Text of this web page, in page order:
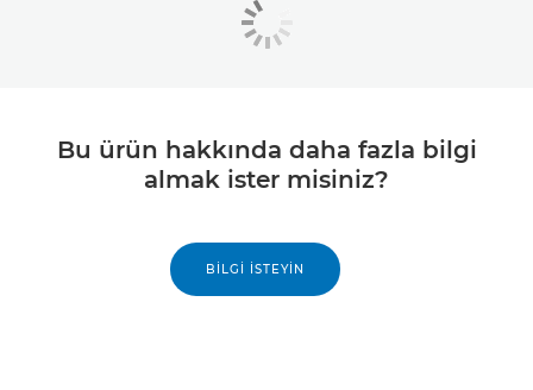
Bu ürün hakkında daha fazla bilgi
almak ister misiniz?
BILGI İSTEYIN